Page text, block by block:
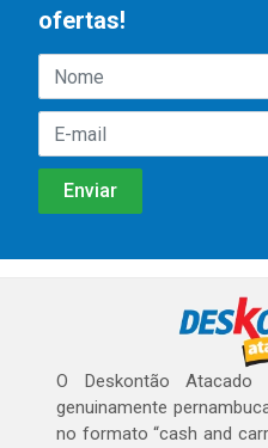
ofertas!
O Deskontão
genuinamente
no formato “cash and